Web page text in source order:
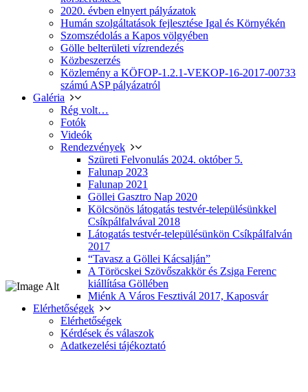
2020. évben elnyert pályázatok
Humán szolgáltatások fejlesztése Igal és Környékén
Szomszédolás a Kapos völgyében
Gölle belterületi vízrendezés
Közbeszerzés
Közlemény a KÖFOP-1.2.1-VEKOP-16-2017-00733
számú ASP pályázatról
Galéria
Rég volt…
Fotók
Videók
Rendezvények
Szüreti Felvonulás 2024. október 5.
Falunap 2023
Falunap 2021
Göllei Gasztro Nap 2020
Kölcsönös látogatás testvér-településünkkel
Csíkpálfalvával 2018
Látogatás testvér-településünkön Csíkpálfalván
2017
“Tavasz a Göllei Kácsalján”
A Töröcskei Szövőszakkör és Zsiga Ferenc
kiállítása Göllében
Miénk A Város Fesztivál 2017, Kaposvár
Elérhetőségek
Elérhetőségek
Kérdések és válaszok
Adatkezelési tájékoztató